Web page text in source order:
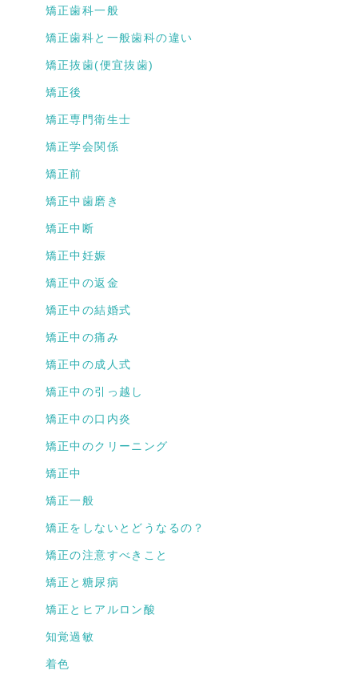
矯正歯科一般
矯正歯科と一般歯科の違い
矯正抜歯(便宜抜歯)
矯正後
矯正専門衛生士
矯正学会関係
矯正前
矯正中歯磨き
矯正中断
矯正中妊娠
矯正中の返金
矯正中の結婚式
矯正中の痛み
矯正中の成人式
矯正中の引っ越し
矯正中の口内炎
矯正中のクリーニング
矯正中
矯正一般
矯正をしないとどうなるの？
矯正の注意すべきこと
矯正と糖尿病
矯正とヒアルロン酸
知覚過敏
着色